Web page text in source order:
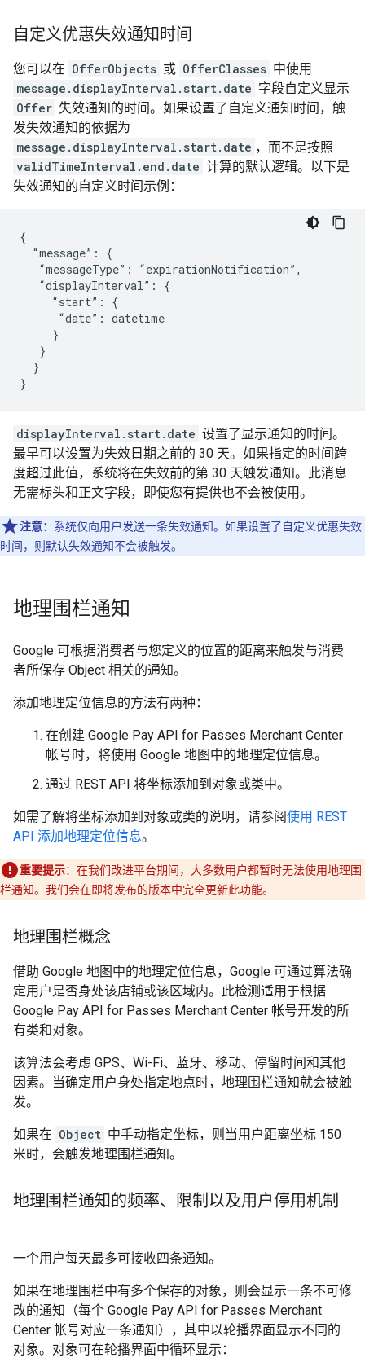
自定义优惠失效通知时间
您可以在 OfferObjects 或 OfferClasses 中使用
message.displayInterval.start.date 字段自定义显示
Offer 失效通知的时间。如果设置了自定义通知时间，触
发失效通知的依据为
message.displayInterval.start.date ，而不是按照
validTimeInterval.end.date 计算的默认逻辑。以下是
失效通知的自定义时间示例：
{
  “message”: {
   “messageType”: “expirationNotification”,
   “displayInterval”: {
     “start”: {
      “date”: datetime
     }
   }
  }
}
displayInterval.start.date 设置了显示通知的时间。
最早可以设置为失效日期之前的 30 天。如果指定的时间跨
度超过此值，系统将在失效前的第 30 天触发通知。此消息
无需标头和正文字段，即使您有提供也不会被使用。
注意：系统仅向用户发送一条失效通知。如果设置了自定义优惠失效
时间，则默认失效通知不会被触发。
地理围栏通知
Google 可根据消费者与您定义的位置的距离来触发与消费
者所保存 Object 相关的通知。
添加地理定位信息的方法有两种：
在创建 Google Pay API for Passes Merchant Center
帐号时，将使用 Google 地图中的地理定位信息。
通过 REST API 将坐标添加到对象或类中。
如需了解将坐标添加到对象或类的说明，请参阅使用 REST
API 添加地理定位信息。
重要提示：在我们改进平台期间，大多数用户都暂时无法使用地理围
栏通知。我们会在即将发布的版本中完全更新此功能。
地理围栏概念
借助 Google 地图中的地理定位信息，Google 可通过算法确
定用户是否身处该店铺或该区域内。此检测适用于根据
Google Pay API for Passes Merchant Center 帐号开发的所
有类和对象。
该算法会考虑 GPS、Wi-Fi、蓝牙、移动、停留时间和其他
因素。当确定用户身处指定地点时，地理围栏通知就会被触
发。
如果在 Object 中手动指定坐标，则当用户距离坐标 150
米时，会触发地理围栏通知。
地理围栏通知的频率、限制以及用户停用机制
一个用户每天最多可接收四条通知。
如果在地理围栏中有多个保存的对象，则会显示一条不可修
改的通知（每个 Google Pay API for Passes Merchant
Center 帐号对应一条通知），其中以轮播界面显示不同的
对象。对象可在轮播界面中循环显示：